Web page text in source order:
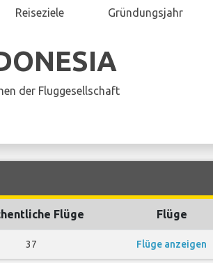
Reiseziele Gründungsjahr
der Fluggesellschaft
Flüge Flüge
37 Flüge anzeigen